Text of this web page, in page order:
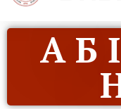
А Б